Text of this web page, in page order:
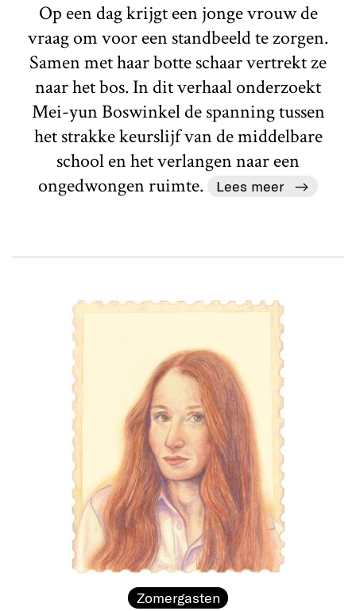
Op een dag krijgt een jonge vrouw de
vraag om voor een standbeeld te zorgen.
Samen met haar botte schaar vertrekt ze
naar het bos. In dit verhaal onderzoekt
Mei-yun Boswinkel de spanning tussen
het strakke keurslijf van de middelbare
school en het verlangen naar een
ongedwongen ruimte.
Lees meer
Zomergasten